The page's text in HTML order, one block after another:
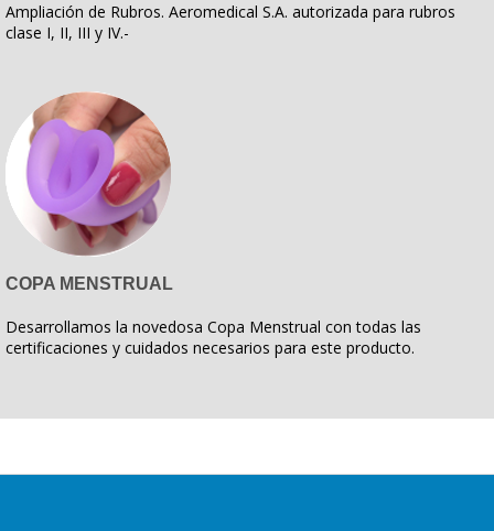
Ampliación de Rubros. Aeromedical S.A. autorizada para rubros
clase I, II, III y IV.-
COPA MENSTRUAL
Desarrollamos la novedosa Copa Menstrual con todas las
certificaciones y cuidados necesarios para este producto.